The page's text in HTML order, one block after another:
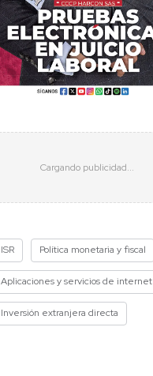
ISR Política monetaria y fiscal
Aplicaciones y servicios de internet
Inversión extranjera directa